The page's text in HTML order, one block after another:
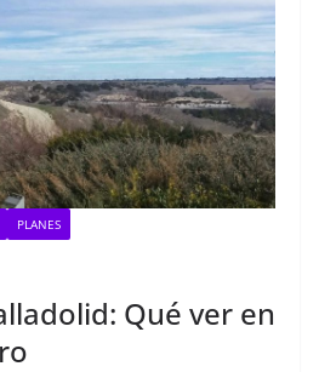
PLANES
Qué ver en